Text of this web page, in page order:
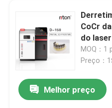
CoCr
do
Riton
MOQ：1
Preço：
Melhor preço